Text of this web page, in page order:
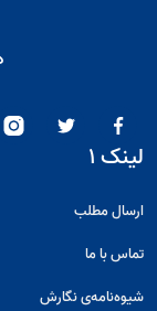
لینک ۱
ارسال مطلب
تماس با ما
شیوه‌نامه‌ی نگارش